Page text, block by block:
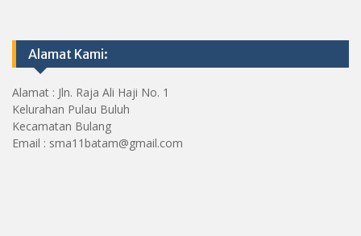
Alamat Kami:
Alamat : Jln. Raja Ali Haji No. 1
Kelurahan Pulau Buluh
Kecamatan Bulang
Email : sma11batam@gmail.com